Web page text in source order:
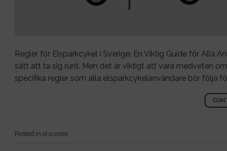
Regler för Elsparkcykel i Sverige: En Viktig Guide för Alla
sätt att ta sig runt. Men det är viktigt att vara medveten
specifika regler som alla elsparkcykelanvändare bör följa
Posted in elscooter